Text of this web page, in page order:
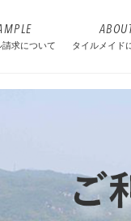
請求について
ABOUT
タイルメイド